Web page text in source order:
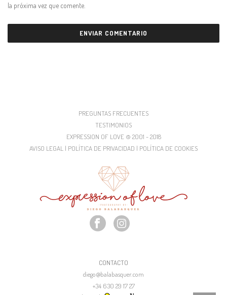
la próxima vez que comente.
PREGUNTAS FRECUENTES
TESTIMONIOS
EXPRESSION OF LOVE © 2001 - 2018
AVISO LEGAL | POLÍTICA DE PRIVACIDAD | POLÍTICA DE COOKIES
CONTACTO
diego@balabasquer.com
+34 630 29 17 27